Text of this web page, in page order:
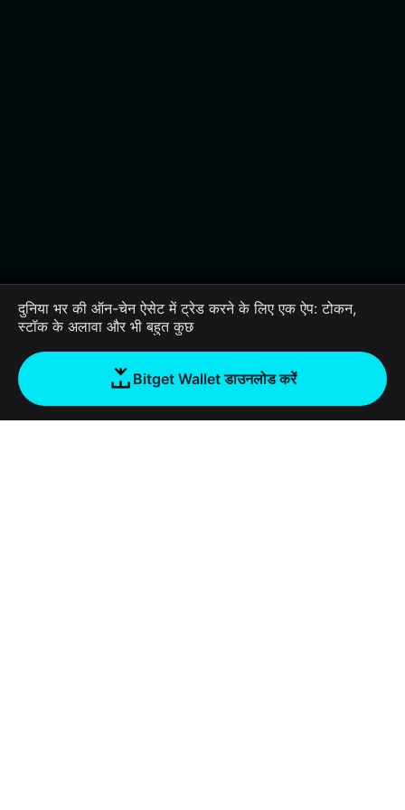
दुनिया भर की ऑन-चेन ऐसेट में ट्रेड करने के लिए एक ऐप: टोकन,
स्टॉक के अलावा और भी बहुत कुछ
Bitget Wallet डाउनलोड करें